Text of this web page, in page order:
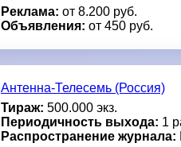
Реклама: от 8.200 руб.
Объявления: от 450 руб.
Антенна-Телесемь (Россия)
Тираж: 500.000 экз.
Периодичность выхода: 1
Распространение журнала: